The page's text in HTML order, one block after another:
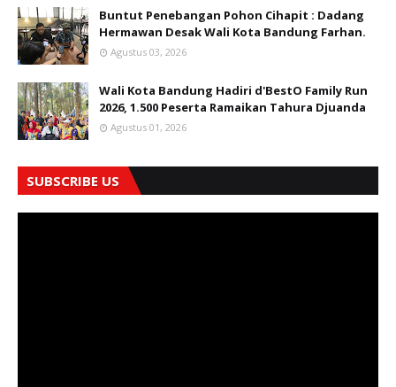
Buntut Penebangan Pohon Cihapit : Dadang
Hermawan Desak Wali Kota Bandung Farhan.
Agustus 03, 2026
Wali Kota Bandung Hadiri d'BestO Family Run
2026, 1.500 Peserta Ramaikan Tahura Djuanda
Agustus 01, 2026
SUBSCRIBE US